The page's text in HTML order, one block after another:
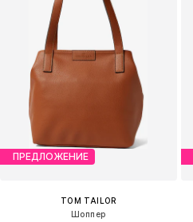
ПРЕДЛОЖЕНИЕ
TOM TAILOR
Шоппер